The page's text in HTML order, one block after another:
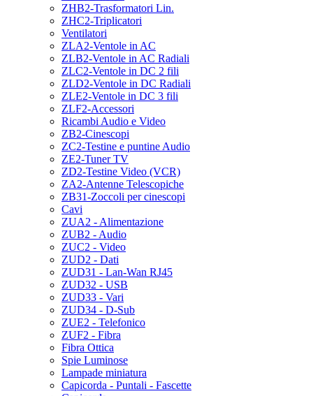
ZHB2-Trasformatori Lin.
ZHC2-Triplicatori
Ventilatori
ZLA2-Ventole in AC
ZLB2-Ventole in AC Radiali
ZLC2-Ventole in DC 2 fili
ZLD2-Ventole in DC Radiali
ZLE2-Ventole in DC 3 fili
ZLF2-Accessori
Ricambi Audio e Video
ZB2-Cinescopi
ZC2-Testine e puntine Audio
ZE2-Tuner TV
ZD2-Testine Video (VCR)
ZA2-Antenne Telescopiche
ZB31-Zoccoli per cinescopi
Cavi
ZUA2 - Alimentazione
ZUB2 - Audio
ZUC2 - Video
ZUD2 - Dati
ZUD31 - Lan-Wan RJ45
ZUD32 - USB
ZUD33 - Vari
ZUD34 - D-Sub
ZUE2 - Telefonico
ZUF2 - Fibra
Fibra Ottica
Spie Luminose
Lampade miniatura
Capicorda - Puntali - Fascette